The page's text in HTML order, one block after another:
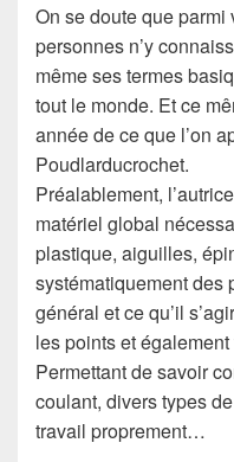
On se doute que
personnes n’y
même ses termes
tout le monde. Et ce
année de ce que l’on
Poudlarducrochet.
Préalablement,
matériel global
plastique, aiguilles,
systématiquement des
général et ce qu’il
les points et
Permettant de savoir
coulant, divers types
travail proprement…